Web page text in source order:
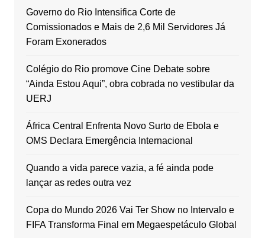
Governo do Rio Intensifica Corte de
Comissionados e Mais de 2,6 Mil Servidores Já
Foram Exonerados
Colégio do Rio promove Cine Debate sobre
“Ainda Estou Aqui”, obra cobrada no vestibular da
UERJ
África Central Enfrenta Novo Surto de Ebola e
OMS Declara Emergência Internacional
Quando a vida parece vazia, a fé ainda pode
lançar as redes outra vez
Copa do Mundo 2026 Vai Ter Show no Intervalo e
FIFA Transforma Final em Megaespetáculo Global